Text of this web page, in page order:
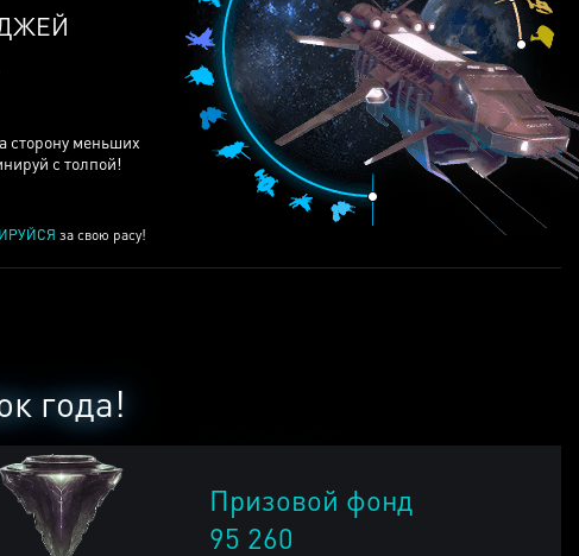
сторону меньших
с толпой!
за свою расу!
года!
Призовой фонд
95 260